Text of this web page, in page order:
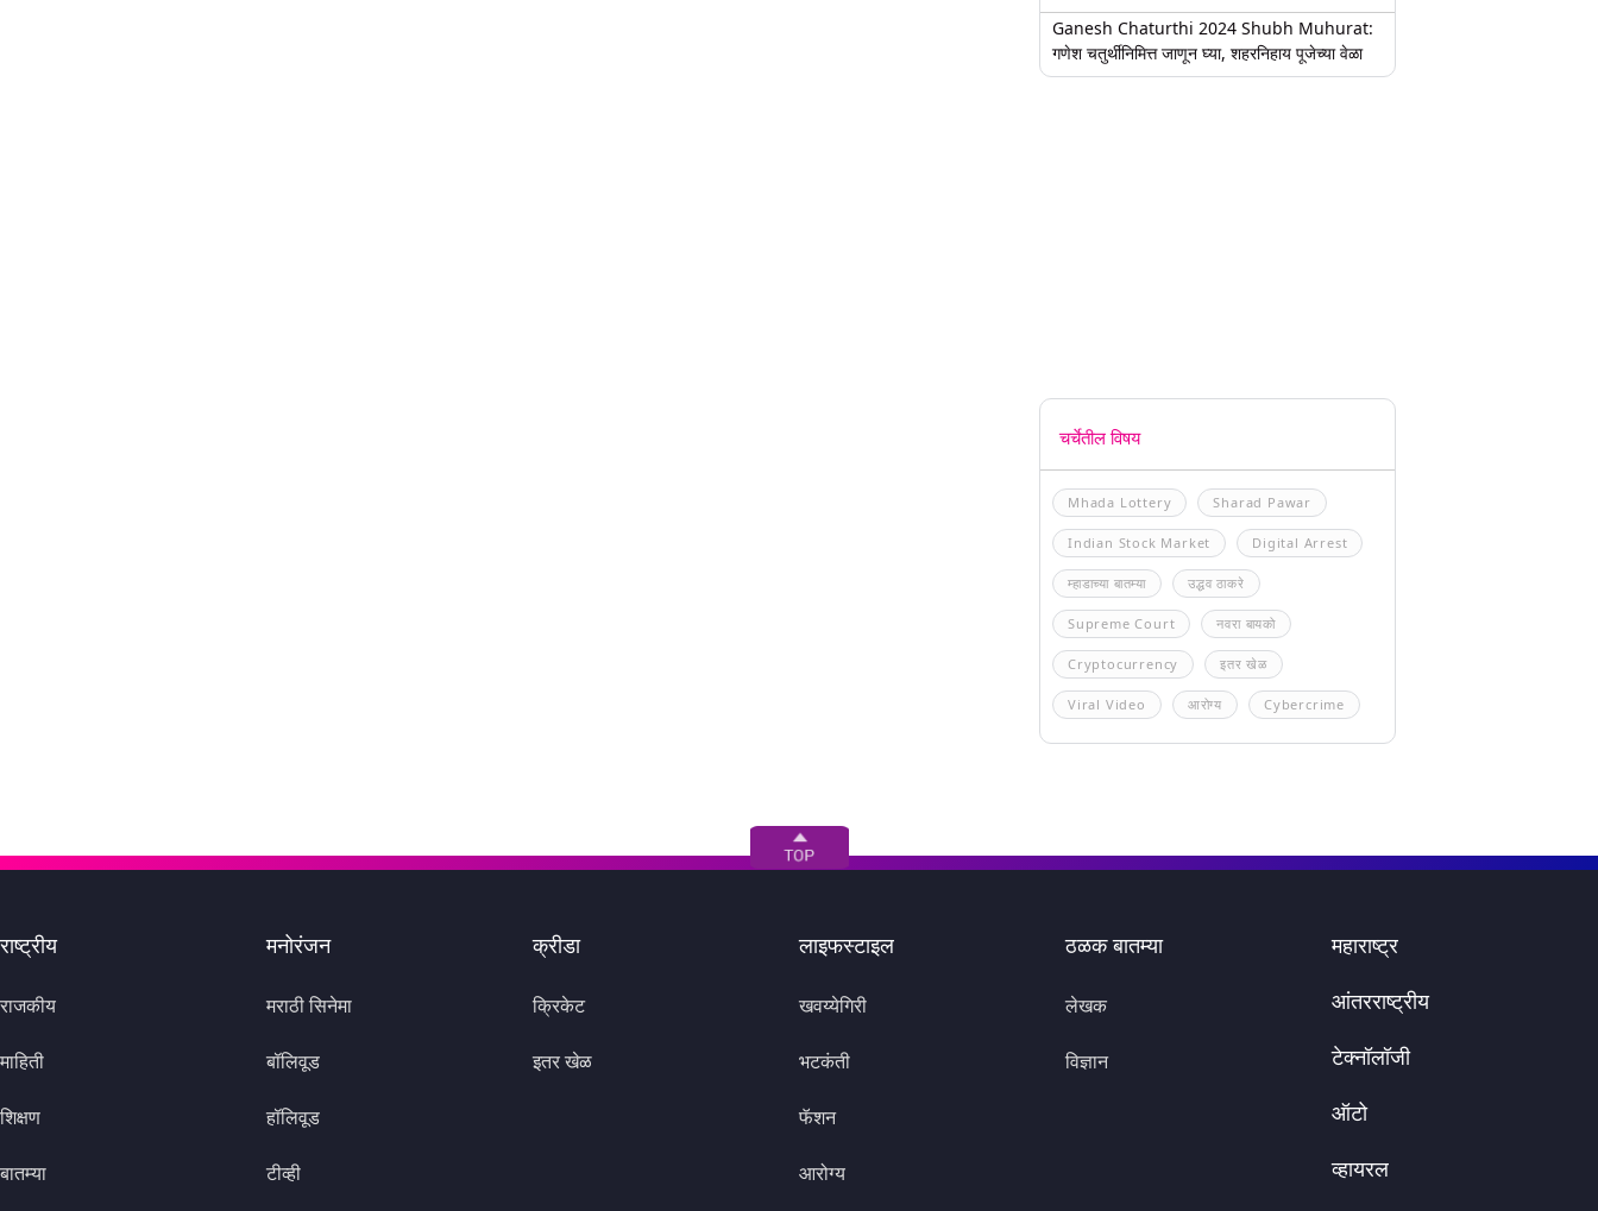
Ganesh Chaturthi 2024 Shubh Muhurat:
गणेश चतुर्थीनिमित्त जाणून घ्या, शहरनिहाय पूजेच्या वेळा
चर्चेतील विषय
Mhada Lottery Sharad Pawar
Indian Stock Market Digital Arrest
म्हाडाच्या बातम्या उद्धव ठाकरे
Supreme Court नवरा बायको
Cryptocurrency इतर खेळ
Viral Video आरोग्य Cybercrime
राष्ट्रीय
राजकीय
माहिती
शिक्षण
बातम्या
मनोरंजन
मराठी सिनेमा
बॉलिवूड
हॉलिवूड
टीव्ही
क्रीडा
क्रिकेट
इतर खेळ
लाइफस्टाइल
खवय्येगिरी
भटकंती
फॅशन
आरोग्य
ठळक बातम्या
लेखक
विज्ञान
महाराष्ट्र
आंतरराष्ट्रीय
टेक्नॉलॉजी
ऑटो
व्हायरल